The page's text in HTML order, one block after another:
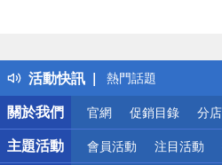
活動快訊
得獎公告
熱門話題
銀行優惠
偏遠地區配送
詐騙網頁！請小心！
關於我們
官網 促銷目錄 分
主題活動 會員活動 注目活動